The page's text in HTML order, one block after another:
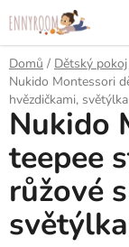
na
obsah
Domů / Dětský pokoj
Nukido Montessori
hvězdičkami, světýlka
Nukido
teepee
růžové
světýlka